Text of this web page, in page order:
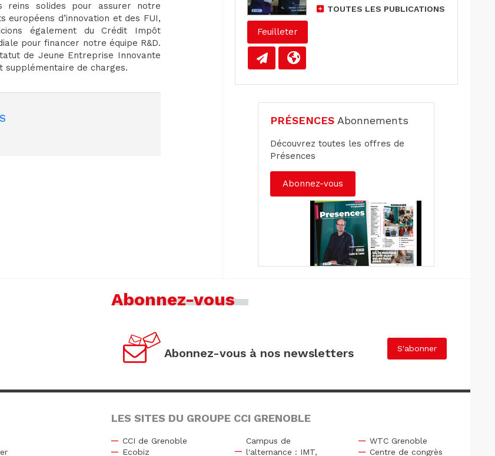
reins solides pour assurer notre
européens d’innovation et des FUI,
également du Crédit Impôt
pour financer notre équipe R&D.
de Jeune Entreprise Innovante
supplémentaire de charges.
Feuilleter
TOUTES LES PUBLICATIONS
PRÉSENCES Abonnements
Découvrez toutes les offres de
Présences
Abonnez-vous
Abonnez-vous
Abonnez-vous à nos newsletters S'abonner
LES SITES DU GROUPE CCI GRENOBLE
CCI de Grenoble
Ecobiz
Campus de
l'alternance : IMT,
WTC Grenoble
Centre de congrès